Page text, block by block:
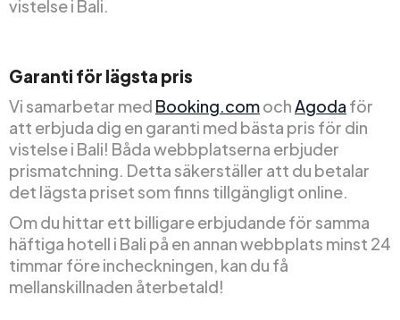
vistelse i Bali.
Garanti för lägsta pris
Vi samarbetar med Booking.comochAgoda för
att erbjuda dig en garanti med bästa pris för din
vistelse i Bali! Båda webbplatserna erbjuder
prismatchning. Detta säkerställer att du betalar
det lägsta priset som finns tillgängligt online.
Om du hittar ett billigare erbjudande för samma
häftiga hotell i Bali på en annan webbplats minst 24
timmar före incheckningen, kan du få
mellanskillnaden återbetald!